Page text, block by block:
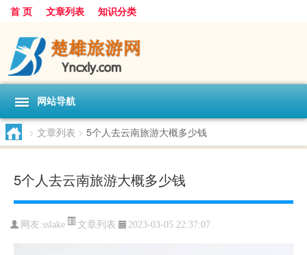
首 页 文章列表 知识分类
网站导航
> 文章列表 > 5个人去云南旅游大概多少钱
5个人去云南旅游大概多少钱
网友:sslake 文章列表 2023-03-05 22:37:07